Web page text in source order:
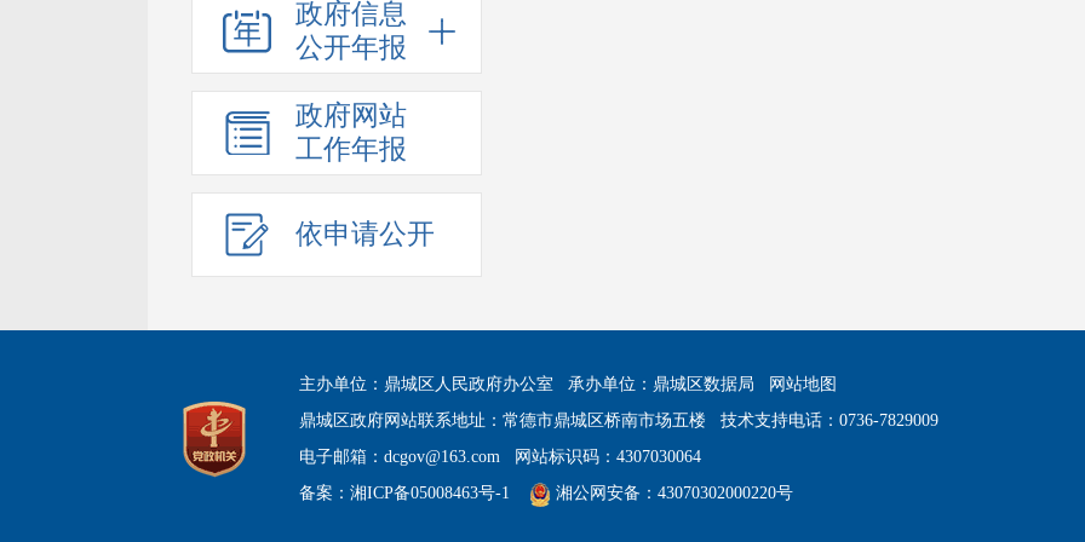
政府信息
公开年报
政府网站
工作年报
依申请公开
主办单位：鼎城区人民政府办公室 承办单位：鼎城区数据局
网站地图
鼎城区政府网站联系地址：常德市鼎城区桥南市场五楼
技术支持电话：0736-7829009
电子邮箱：dcgov@163.com
网站标识码：4307030064
备案： 湘ICP备05008463号-1 湘公网安备：43070302000220号